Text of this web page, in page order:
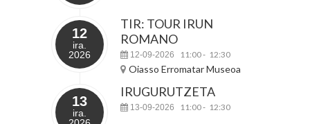
12
ira.
2026
TIR: TOUR IRUN
ROMANO
12-09-2026 11:00- 12:30
Oiasso Erromatar Museoa
13
ira.
IRUGURUTZETA
13-09-2026 11:00- 12:30